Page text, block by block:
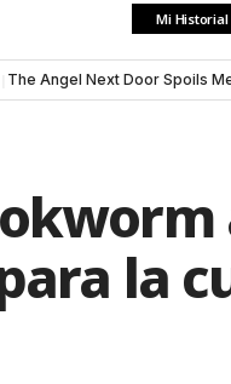
Mi Historial
The Angel Next Door Spoils
la